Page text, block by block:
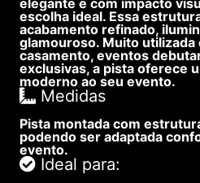
elegante e com impacto
escolha ideal. Essa
acabamento refinado,
glamouroso. Muito utilizada
casamento, eventos
exclusivas, a pista oferece
moderno ao seu evento.
Medidas
Pista montada com
podendo ser adaptada
evento.
Ideal para: